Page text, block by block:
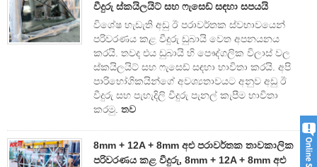
වීදුරු ස්කයිලයිට් සහ ෆැසෙඩ් සඳහා සපයයි
විශේෂ හැඩැති අඩු ඊ පරාවර්තක ස්වභාවයෙන්
පරිවරණය කළ වීදුරු ඩුබායි වෙත අපනයනය
කරයි. තවද එය ඩුබායි හි පෞද්ගලික විලාස් වල
ස්කයිලයිට් සහ ෆැසෙඩ් සඳහා භාවිතා කරයි. අපි
පාරිභෝගිකයින්ගේ අවශ්‍යතාවයට අනුව අඩු ඊ
වීදුරු සහ පැහැදිලි වීදුරු පැනල් කැපීම භාවිතා
කරමු. තව
8mm + 12A + 8mm අළු පරාවර්තක තාවකාලික
පරිවරණය කළ වීදුරු, 8mm + 12A + 8mm අළු